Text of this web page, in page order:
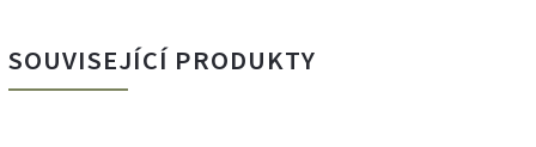
SOUVISEJÍCÍ PRODUKTY